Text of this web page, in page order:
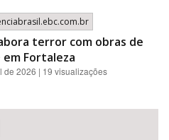
BUSCAR
terror com obras de
Fortaleza
de 2026 | 19 visualizações